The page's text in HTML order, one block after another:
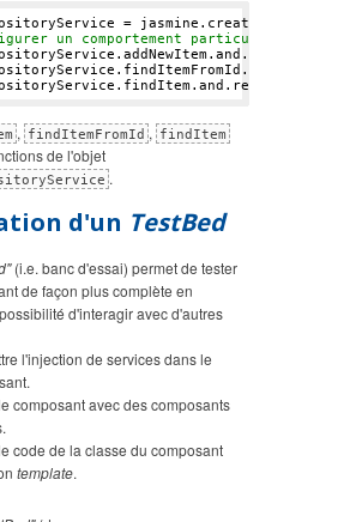
= jasmine.createSpyObj(
un comportement particulier dans le
, findItemFromId , findItem
de l'objet
.
d'un TestBed
(i.e. banc d'essai) permet de tester
de façon plus complète en
d'interagir avec d'autres
l'injection de services dans le
composant avec des composants
code de la classe du composant
template.